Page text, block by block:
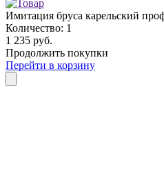
Имитация бруса карельский
Количество: 1
1 235 руб.
Продолжить покупки
Перейти в корзину